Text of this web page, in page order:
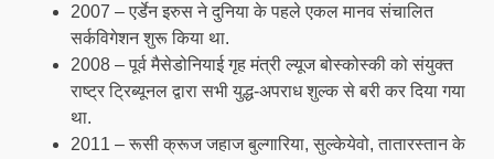
2007 – एर्डेन इरुस ने दुनिया के पहले एकल मानव संचालित
सर्कविगेशन शुरू किया था.
2008 – पूर्व मैसेडोनियाई गृह मंत्री ल्यूज बोस्कोस्की को संयुक्त
राष्ट्र ट्रिब्यूनल द्वारा सभी युद्ध-अपराध शुल्क से बरी कर दिया गया
था.
2011 – रूसी क्रूज जहाज बुल्गारिया, सुल्केयेवो, तातारस्तान के